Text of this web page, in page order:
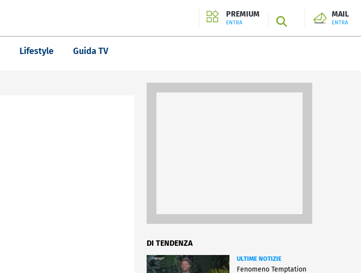
PREMIUM
ENTRA SEARCH
MAIL
ENTRA
Lifestyle Guida TV
DI TENDENZA
ULTIME NOTIZIE
Fenomeno Temptation